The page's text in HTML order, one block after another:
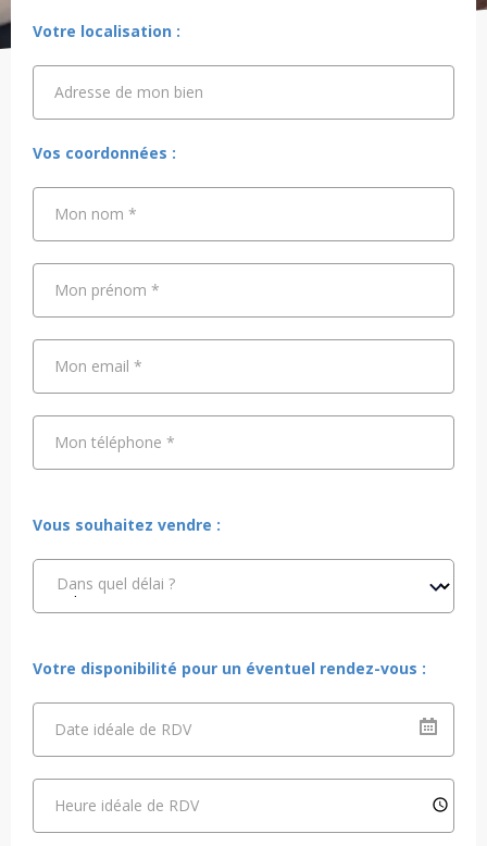
Votre localisation :
Adresse de mon bien
Adresse de mon bien
Vos coordonnées :
Mon nom *
Mon prénom *
Mon email *
Mon téléphone *
Vous souhaitez vendre :
Dans quel délai ?
Votre disponibilité pour un éventuel rendez-vous :
Date idéale de RDV
Heure idéale de RDV